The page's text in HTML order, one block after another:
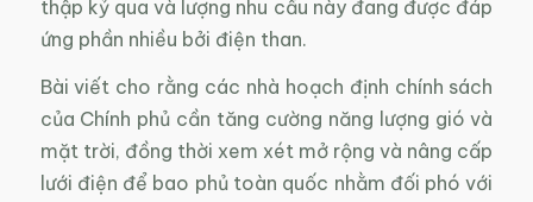
thập kỷ qua và lượng nhu cầu này đang được đáp
ứng phần nhiều bởi điện than.
Bài viết cho rằng các nhà hoạch định chính sách
của Chính phủ cần tăng cường năng lượng gió và
mặt trời, đồng thời xem xét mở rộng và nâng cấp
lưới điện để bao phủ toàn quốc nhằm đối phó với